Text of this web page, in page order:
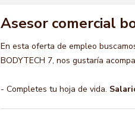
Asesor comercial
En esta oferta de empleo
BODYTECH 7, nos gustaría
- Completes tu hoja de vida.